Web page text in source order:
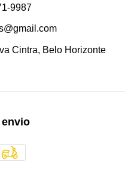
9987
Cintra, Belo Horizonte
envio